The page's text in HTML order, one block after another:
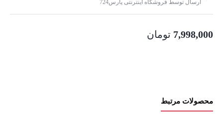
ارسال توسط فروشگاه اینترنتی پارس724
7,998,000 تومان
محصولات مرتبط